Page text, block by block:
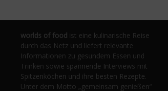
worlds of food ist eine kulinarische Reise
durch das Netz und liefert relevante
Informationen zu gesundem Essen und
Trinken sowie spannende Interviews mit
Spitzenköchen und ihre besten Rezepte.
Unter dem Motto „gemeinsam genießen“